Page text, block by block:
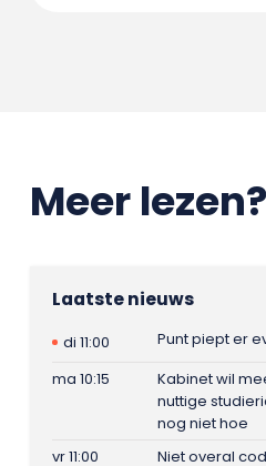
Meer lezen?
Laatste nieuws
di 11:00
Punt piept er
ma 10:15
Kabinet wil
nuttige
nog niet hoe
vr 11:00
Niet overal